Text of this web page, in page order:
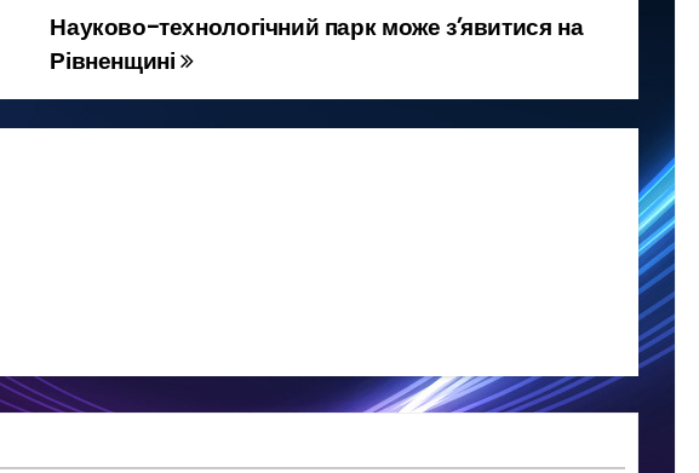
Науково-технологічний парк може з’явитися на
Рівненщині